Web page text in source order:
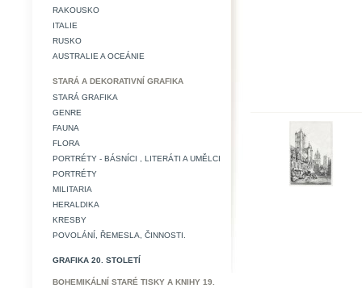
RAKOUSKO
ITALIE
RUSKO
AUSTRALIE A OCEÁNIE
STARÁ A DEKORATIVNÍ GRAFIKA
STARÁ GRAFIKA
GENRE
FAUNA
FLORA
PORTRÉTY - BÁSNÍCI , LITERÁTI A UMĚLCI
PORTRÉTY
MILITARIA
HERALDIKA
KRESBY
POVOLÁNÍ, ŘEMESLA, ČINNOSTI.
GRAFIKA 20. STOLETÍ
BOHEMIKÁLNÍ STARÉ TISKY A KNIHY 19.